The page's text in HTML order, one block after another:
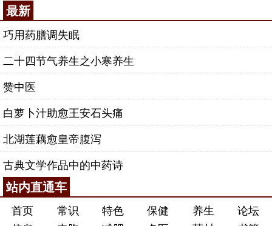
最新
巧用药膳调失眠
二十四节气养生之小寒养生
赞中医
白萝卜汁助愈王安石头痛
北湖莲藕愈皇帝腹泻
古典文学作品中的中药诗
站内直通车
首页 常识 特色 保健 养生
论坛